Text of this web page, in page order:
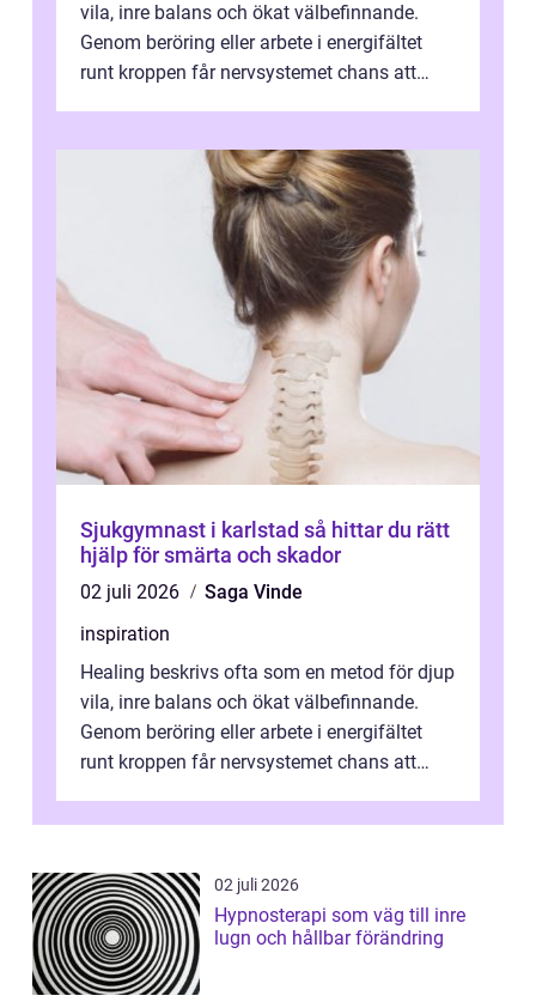
vila, inre balans och ökat välbefinnande.
Genom beröring eller arbete i energifältet
runt kroppen får nervsystemet chans att
Sjukgymnast i karlstad så hittar du rätt
hjälp för smärta och skador
02 juli 2026
Saga Vinde
inspiration
Healing beskrivs ofta som en metod för djup
vila, inre balans och ökat välbefinnande.
Genom beröring eller arbete i energifältet
runt kroppen får nervsystemet chans att
02 juli 2026
Hypnosterapi som väg till inre
lugn och hållbar förändring